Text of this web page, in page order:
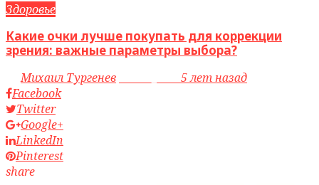
Здоровье
Какие очки лучше покупать для коррекции
зрения: важные параметры выбора?
byМихаил Тургенев
5 лет назад
Facebook
Twitter
Google+
LinkedIn
Pinterest
share